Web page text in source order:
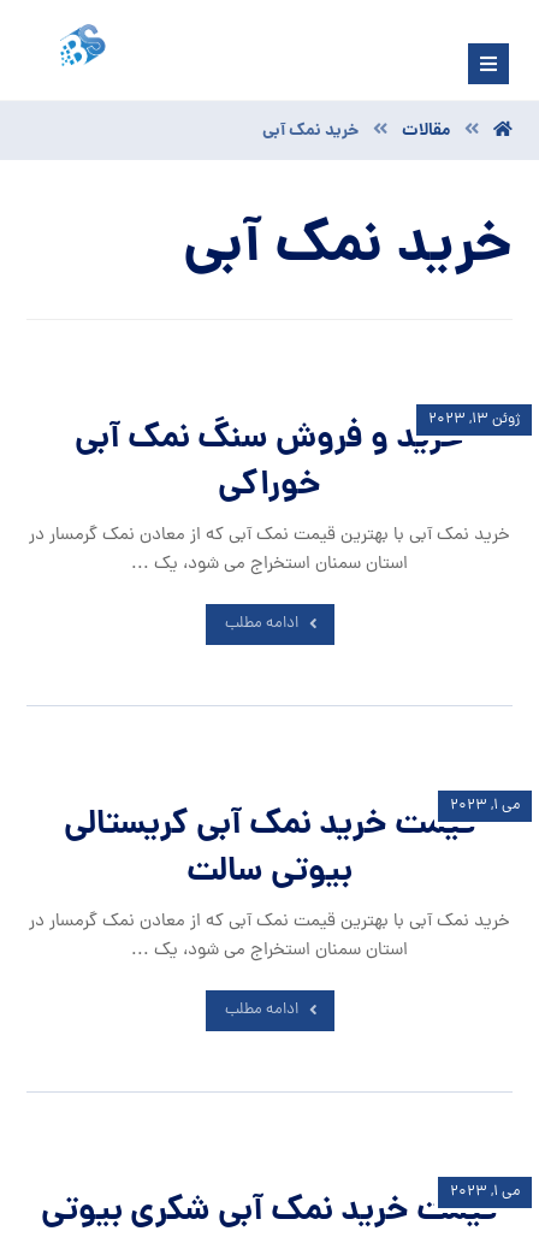
مقالات خرید نمک آبی
خرید نمک آبی
خرید و فروش سنگ نمک آبی
خوراکی
ژوئن ۱۳, ۲۰۲۳
خرید نمک آبی با بهترین قیمت نمک آبی که از معادن نمک گرمسار در
استان سمنان استخراج می شود، یک ...
ادامه مطلب
قیمت خرید نمک آبی کریستالی
بیوتی سالت
می ۱, ۲۰۲۳
خرید نمک آبی با بهترین قیمت نمک آبی که از معادن نمک گرمسار در
استان سمنان استخراج می شود، یک ...
ادامه مطلب
قیمت خرید نمک آبی شکری بیوتیمی ۱, ۲۰۲۳